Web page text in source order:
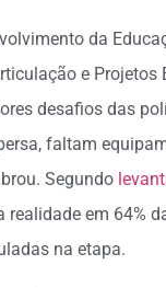
da
e
desafios das
faltam
Segundo
realidade em 64%
na etapa.